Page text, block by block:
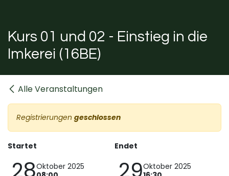
Kurs 01 und 02 - Einstieg in die
Imkerei (16BE)
Alle Veranstaltungen
Registrierungen geschlossen
Startet
Oktober 2025
Endet
Oktober 2025